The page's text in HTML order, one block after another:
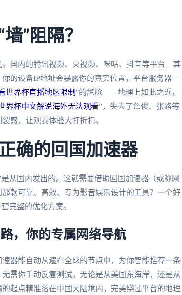
”阻隔？
国内的腾讯视频、央视频、咪咕、抖音等平台，其
的设备IP地址会暴露你的真实位置，平台服务器一
世界杯直播地区限制 ”的尴尬——地理上如此之近，
界杯中文解说海外无法观看”，失去了詹俊、张路等
感，让观赛体验大打折扣。
确的回国加速器
从国内发出的。这就需要借助回国加速器（或称网
款可靠、高效、专为影音娱乐设计的工具？一个好
完整的优化方案。
，你的专属网络导航
器能自动从遍布全球的节点中，为你智能推荐一条
需你手动反复测试。无论是从美国东海岸，还是从
起点精准落在中国大陆境内，完美绕过平台的地理